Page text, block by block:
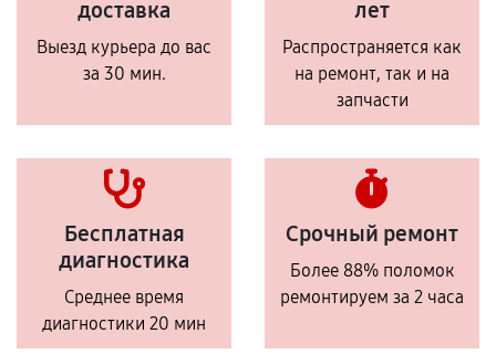
доставка
Выезд курьера до вас
за 30 мин.
лет
Распространяется как
на ремонт, так и на
запчасти
Бесплатная
диагностика
Среднее время
диагностики 20 мин
Срочный ремонт
Более 88% поломок
ремонтируем за 2 часа